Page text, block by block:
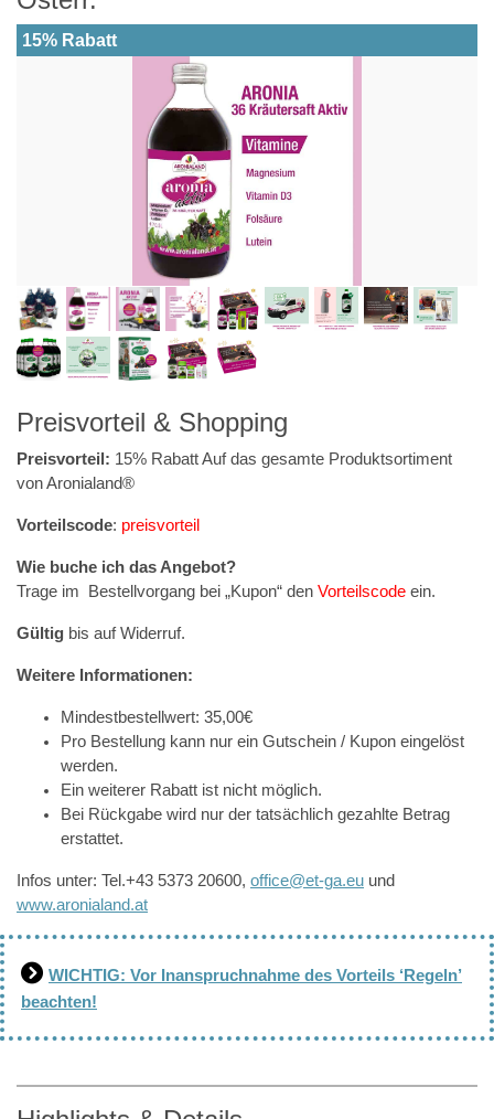
15% Rabatt
Preisvorteil & Shopping
Preisvorteil: 15% Rabatt Auf das gesamte Produktsortiment
von Aronialand®
Vorteilscode: preisvorteil
Wie buche ich das Angebot?
Trage im Bestellvorgang bei „Kupon“ den Vorteilscode ein.
Gültig bis auf Widerruf.
Weitere Informationen:
Mindestbestellwert: 35,00€
Pro Bestellung kann nur ein Gutschein / Kupon eingelöst
werden.
Ein weiterer Rabatt ist nicht möglich.
Bei Rückgabe wird nur der tatsächlich gezahlte Betrag
erstattet.
Infos unter: Tel.+43 5373 20600, office@et-ga.eu und
www.aronialand.at
WICHTIG: Vor Inanspruchnahme des Vorteils ‘Regeln’
beachten!